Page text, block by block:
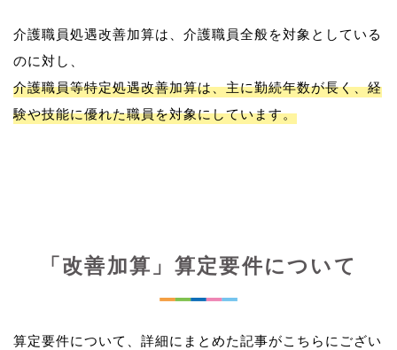
介護職員処遇改善加算は、介護職員全般を対象としている
介護職員等特定処遇改善加算は、主に勤続年数が長く、経
験や技能に優れた職員を対象にしています。
「改善加算」算定要件について
算定要件について、詳細にまとめた記事がこちらにござい